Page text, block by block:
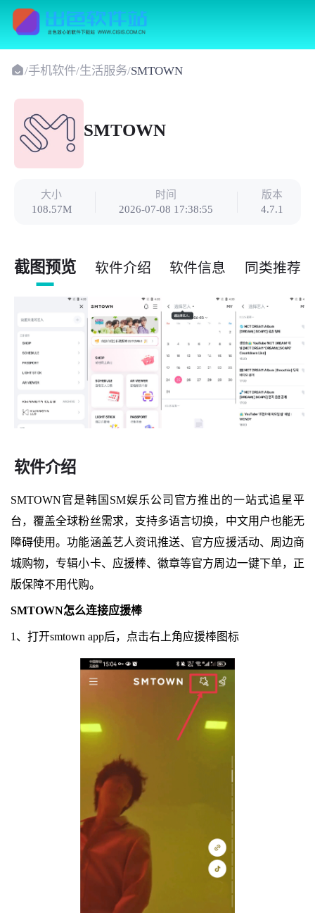
/手机软件/生活服务/SMTOWN
SMTOWN
大小
108.57M
时间
2026-07-08 17:38:55
版本
4.7.1
截图预览 软件介绍 软件信息 同类推荐
软件介绍
SMTOWN官是韩国SM娱乐公司官方推出的一站式追星平
台，覆盖全球粉丝需求，支持多语言切换，中文用户也能无
障碍使用。功能涵盖艺人资讯推送、官方应援活动、周边商
城购物，专辑小卡、应援棒、徽章等官方周边一键下单，正
版保障不用代购。
SMTOWN怎么连接应援棒
1、打开smtown app后，点击右上角应援棒图标